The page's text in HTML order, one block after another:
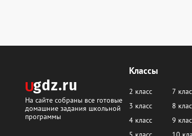
Классы
2 класс
3 класс
4 класс
7
8
9
На сайте собраны все готовые
домашние задания школьной
программы